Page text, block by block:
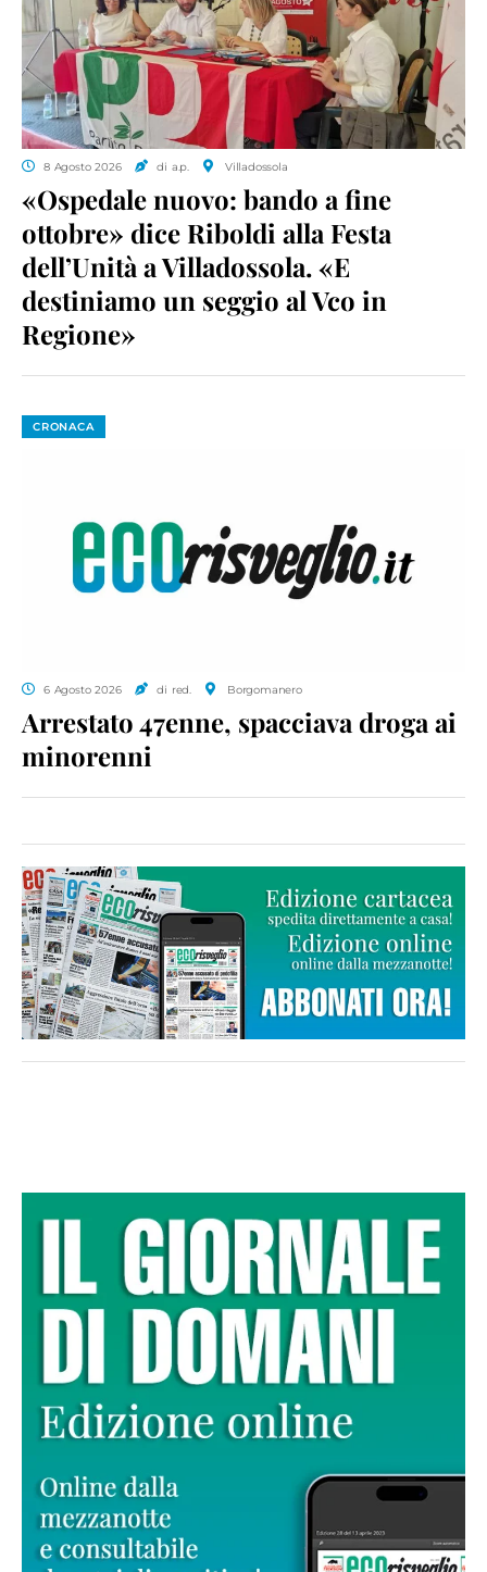
8 Agosto 2026 di a.p. Villadossola
«Ospedale nuovo: bando a fine
ottobre» dice Riboldi alla Festa
dell’Unità a Villadossola. «E
destiniamo un seggio al Vco in
Regione»
CRONACA
6 Agosto 2026 di red. Borgomanero
Arrestato 47enne, spacciava droga ai
minorenni